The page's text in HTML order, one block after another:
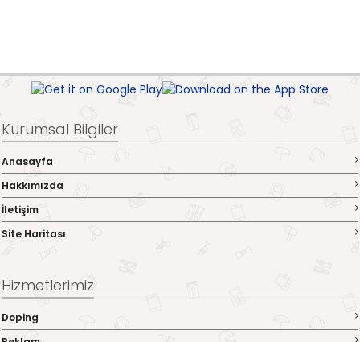
Kurumsal Bilgiler
Anasayfa
Hakkımızda
İletişim
Site Haritası
Hizmetlerimiz
Doping